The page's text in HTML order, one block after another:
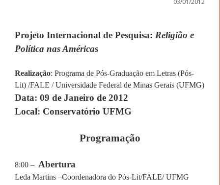
Projeto Internacional de Pesquisa: Religião e
Política nas Américas
Realização: Programa de Pós-Graduação em Letras (Pós-
Lit) /FALE / Universidade Federal de Minas Gerais (UFMG)
Data: 09 de Janeiro de 2012
Local: Conservatório UFMG
Programação
8:00 – Abertura
Leda Martins –Coordenadora do Pós-Lit/FALE/ UFMG